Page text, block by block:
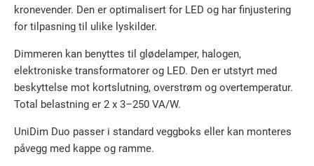
kronevender. Den er optimalisert for LED og har finjustering
for tilpasning til ulike lyskilder.
Dimmeren kan benyttes til glødelamper, halogen,
elektroniske transformatorer og LED. Den er utstyrt med
beskyttelse mot kortslutning, overstrøm og overtemperatur.
Total belastning er 2 x 3–250 VA/W.
UniDim Duo passer i standard veggboks eller kan monteres
påvegg med kappe og ramme.